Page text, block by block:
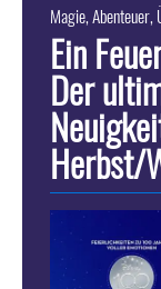
Magie, Abenteuer,
Ein
Der